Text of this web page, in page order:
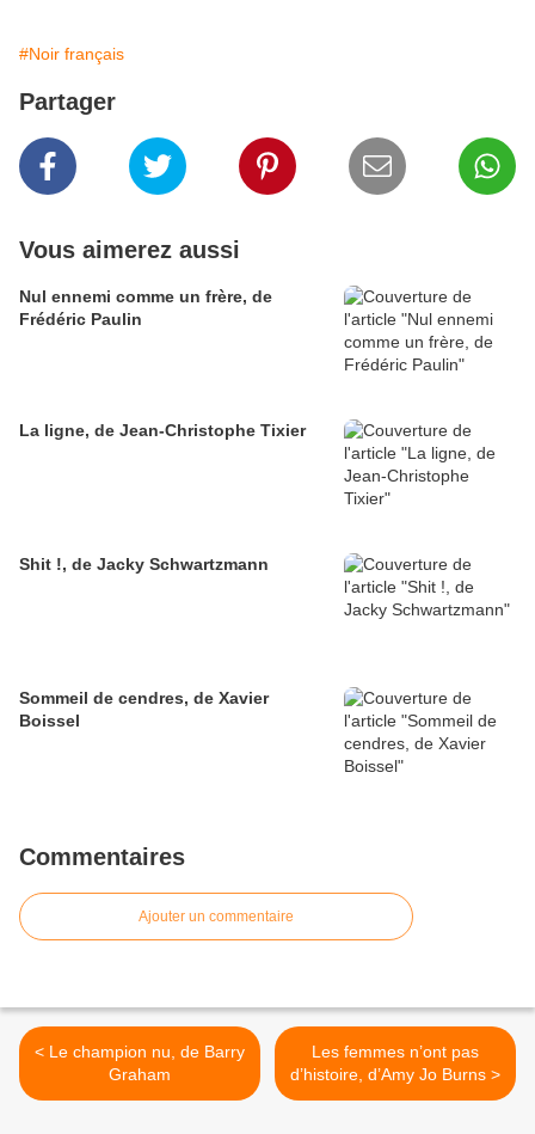
#Noir français
Partager
Vous aimerez aussi
Nul ennemi comme un frère, de
Frédéric Paulin
La ligne, de Jean-Christophe Tixier
Shit !, de Jacky Schwartzmann
Sommeil de cendres, de Xavier
Boissel
Commentaires
Ajouter un commentaire
< Le champion nu, de Barry
Graham
Les femmes n’ont pas
d’histoire, d’Amy Jo Burns >